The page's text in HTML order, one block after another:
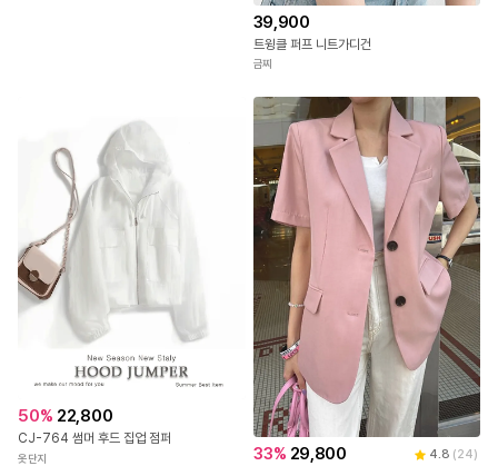
39,900
트윙클 퍼프 니트가디건
금찌
50% 22,800
CJ-764 썸머 후드 집업 점퍼
옷단지 33% 29,800 4.8 (24)